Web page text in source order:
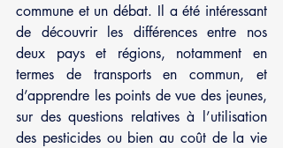
commune et un débat. Il a été intéressant
de découvrir les différences entre nos
deux pays et régions, notamment en
termes de transports en commun, et
d’apprendre les points de vue des jeunes,
sur des questions relatives à l’utilisation
des pesticides ou bien au coût de la vie